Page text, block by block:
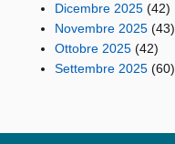
Dicembre 2025 (42)
Novembre 2025 (43)
Ottobre 2025 (42)
Settembre 2025 (60)